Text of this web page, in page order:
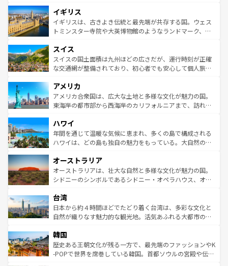
いる。シャンパンの発祥地であるランス、プロヴァンスの
香り高いラベンダー畑など、多彩な楽しみ方が可能だ。さ
らに、パリ以外の地域にも魅力が溢れており、どの街角に
れる地方に足を運ぶとそれぞれで全く異なる文化を体験で
きるだろう。 なお、新着のフランス情報はコンテンツ一覧
を参照してほしい。
顔を持つこの国は、どこを歩いても飽きることがない。ベ
ルリンの文化的活気、バイエルン州のアルプスの絶景、そ
してライン川沿いのワイン畑といった風景は必見。ビール
は、お酒好きな人にはぜひ体験してほしい。 なお、新着の
ドイツ情報はコンテンツ一覧を参照してほしい。
イギリス
イギリスは、古きよき伝統と最先端が共存する国。ウェス
トミンスター寺院や大英博物館のようなランドマーク、歴
リアごとに異なる魅力がある。また、優雅なアフタヌーン
ティー、ビール好きにはたまらない英国パブ、サッカー観
戦など、本場だからこそできる体験も豊富。イギリスを旅
ンツ一覧を参照してほしい。
スイス
スイスの国土面積は九州ほどの広さだが、運行時刻が正確
な交通網が整備されており、初心者でも安心して個人旅行
の建物がそのまま残る町や、スイスならではのユニークな
博物館もあり、アルプス観光だけでなく町歩きも満喫する
ことができる。国民の所得が高いため物価も高いが、旅行
ば市内交通費無料で観光を楽しむこともできる。 なお、新
着のスイス情報はコンテンツ一覧 を参照してほしい。
アメリカ
アメリカ合衆国は、広大な土地と多様な文化が魅力の国。
東海岸の都市部から西海岸のカリフォルニアまで、訪れる
のような巨大都市は、観光、ショッピング、エンターテイ
ンメントが詰まった刺激的なスポットだ。一方、アメリカ
西部には大自然が広がり、グランドキャニオンやイエロー
部のニューオーリンズでは、音楽と美食が融合した独特の
文化が魅力。旅行者はアメリカの各地域で異なる魅力を楽
しみながら、その多様性と豊かな歴史を感じることができ
ならではの贅沢な旅のスタイルだ。 なお、新着のアメリカ
情報はコンテンツ一覧を参照してほしい。
ハワイ
年間を通じて温暖な気候に恵まれ、多くの島で構成される
ハワイは、どの島も独自の魅力をもっている。大自然の神
ワイ島は見逃せない。また、定番の観光地といえばオアフ
島だが、静かな自然を求めるならマウイ島やカウアイ島が
おすすめ。エメラルドグリーンに輝く海をはじめ、豊かな
れるおもてなしの心で訪れる人々を迎えてくれるハワイの
人々、おいしいローカルフードやハワイアンミュージッ
ク、伝統的なフラダンスなど、すべてがハワイの魅力を彩
ワイを、存分に味わってほしい。 なお、新着のハワイ情報
はコンテンツ一覧を参照してほしい。
オーストラリア
オーストラリアは、壮大な自然と多様な文化が魅力の国。
シドニーのシンボルであるシドニー・オペラハウス、オー
リアリーフや大陸中央部にそびえるウルル（エアーズロッ
ク）、タスマニアの美しい原生林やケアンズの熱帯雨林な
ど、見どころがたくさん。また、カフェやワイン、オージ
いる。アクティビティも充実しており、サーフィンやダイ
ビング、ハイキングなど、アウトドア好きにはたまらな
い。オーストラリアの多彩な魅力を存分に味わいつくそ
台湾
日本から約４時間ほどでたどり着く台湾は、多彩な文化と
自然が織りなす魅力的な観光地。活気あふれる大都市の台
ン）、静ひつな山岳地帯である台湾東部など、都市の喧騒
と山間の静けさが共存しており、訪れる人に新しい発見と
驚きをもたらしてくれる。また、奥深い台湾の食文化も魅
韓国
歴史ある王朝文化が残る一方で、最先端のファッションやK
-POPで世界を席巻している韓国。首都ソウルの宮殿や伝統